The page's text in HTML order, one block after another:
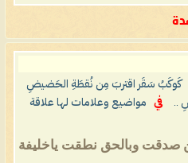
كَوكَبُ سَقَر اقتربَ مِن نُقطَةِ الحَضيضِ
..
في
مواضيع وعلامات لها علاقة
صدقت وبالحق نطقت ياخليفة